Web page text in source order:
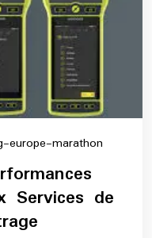
europe-marathon
Services de